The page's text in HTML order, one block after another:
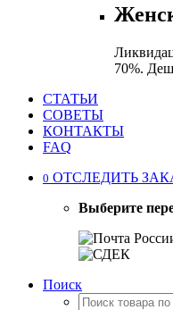
70%.
СТАТЬИ
СОВЕТЫ
КОНТАКТЫ
FAQ
0 ОТСЛЕДИТЬ
Выберите
Поиск